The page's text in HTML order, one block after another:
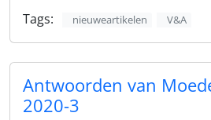
Tags:
nieuweartikelen V&A
Antwoorden van
2020-3